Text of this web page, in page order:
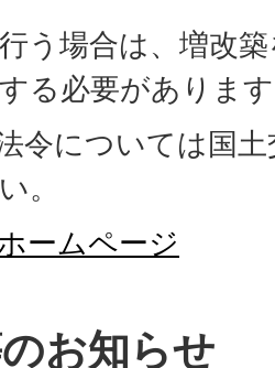
う場合は、増改
る必要がありま
令については国
。
ームページ
お知らせ